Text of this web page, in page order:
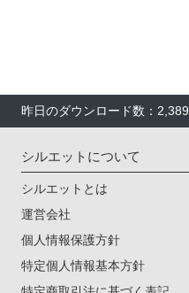
昨日のダウンロード数：2,389
シルエットについて
シルエットとは
運営会社
個人情報保護方針
特定個人情報基本方針